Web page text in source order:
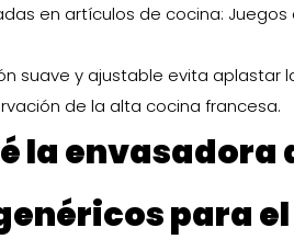
en artículos de cocina:
suave y ajustable evita
de la alta cocina francesa.
la
para